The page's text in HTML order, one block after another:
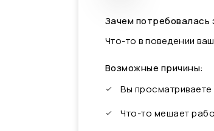
Зачем потребовалась
Что-то в поведении
Возможные причины:
Вы
Что-то мешает